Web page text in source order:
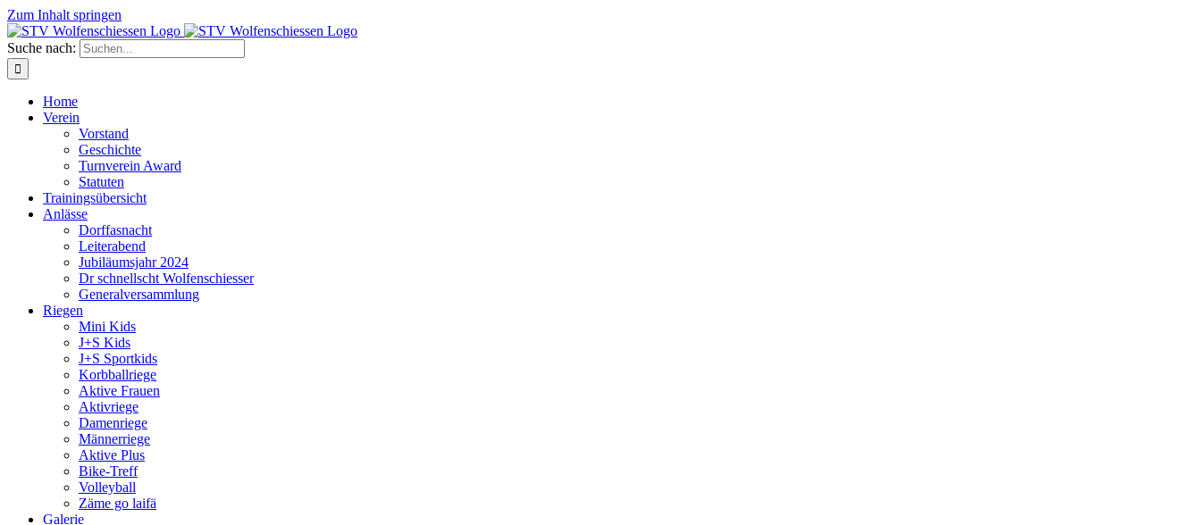
Zum Inhalt springen
Suche nach:
Home
Verein
Vorstand
Geschichte
Turnverein Award
Statuten
Trainingsübersicht
Anlässe
Dorffasnacht
Leiterabend
Jubiläumsjahr 2024
Dr schnellscht Wolfenschiesser
Generalversammlung
Riegen
Mini Kids
J+S Kids
J+S Sportkids
Korbballriege
Aktive Frauen
Aktivriege
Damenriege
Männerriege
Aktive Plus
Bike-Treff
Volleyball
Zäme go laifä
Galerie